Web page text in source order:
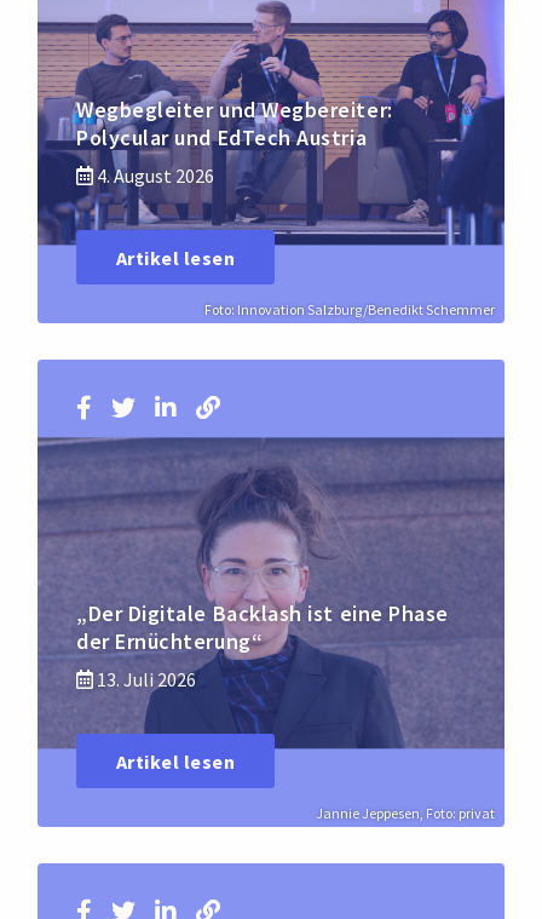
Foto: Innovation Salzburg/Benedikt Schemmer
Wegbegleiter und Wegbereiter:
Polycular und EdTech Austria
4. August 2026
Artikel lesen
Jannie Jeppesen, Foto: privat
„Der Digitale Backlash ist eine Phase
der Ernüchterung“
13. Juli 2026
Artikel lesen